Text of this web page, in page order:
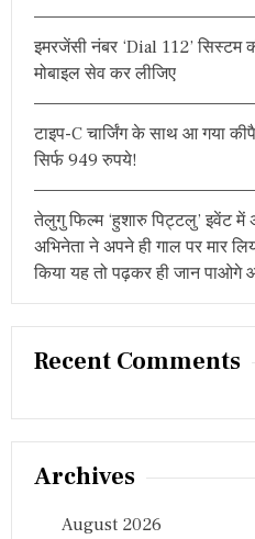
इमरजेंसी नंबर ‘Dial 112’
मोबाइल सेव कर लीजिए
टाइप-C चार्जिंग के साथ आ गया
सिर्फ 949 रुपये!
तेलुगु फिल्म ‘हुशारु पिट्टलु’ इवेंट में
अभिनेता ने अपने ही गाल पर मार
किया यह तो पढ़कर ही जान पाओगे
Recent Comments
Archives
August 2026